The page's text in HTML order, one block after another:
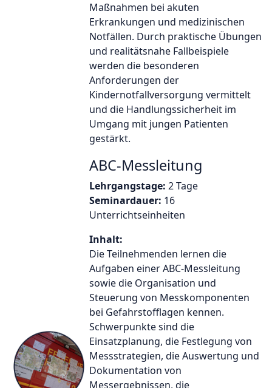
Maßnahmen bei akuten
Erkrankungen und medizinischen
Notfällen. Durch praktische Übungen
und realitätsnahe Fallbeispiele
werden die besonderen
Anforderungen der
Kindernotfallversorgung vermittelt
und die Handlungssicherheit im
Umgang mit jungen Patienten
gestärkt.
ABC-Messleitung
Lehrgangstage: 2 Tage
Seminardauer: 16
Unterrichtseinheiten
Inhalt:
Die Teilnehmenden lernen die
Aufgaben einer ABC-Messleitung
sowie die Organisation und
Steuerung von Messkomponenten
bei Gefahrstofflagen kennen.
Schwerpunkte sind die
Einsatzplanung, die Festlegung von
Messstrategien, die Auswertung und
Dokumentation von
Messergebnissen, die